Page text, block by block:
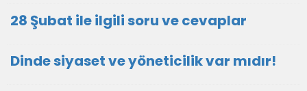
28 Şubat ile ilgili soru ve cevaplar
Dinde siyaset ve yöneticilik var mıdır!